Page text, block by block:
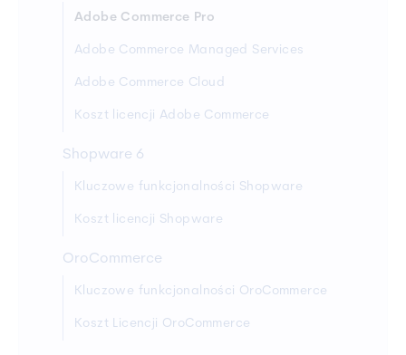
Adobe Commerce Pro
Adobe Commerce Managed Services
Adobe Commerce Cloud
Koszt licencji Adobe Commerce
Shopware 6
Kluczowe funkcjonalności Shopware
Koszt licencji Shopware
OroCommerce
Kluczowe funkcjonalności OroCommerce
Koszt Licencji OroCommerce